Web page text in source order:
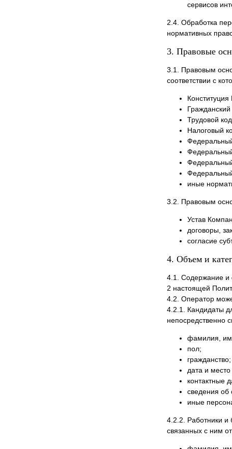
сервисов
2.4. Обработка
нормативных
3. Правовые
3.1. Правовым
соответствии с
Трудовой
Налоговый
иные
3.2. Правовым
Устав
договоры,
согласие
4. Объем и
4.1. Содержание и
2 настоящей
4.2. Оператор
4.2.1. Кандидаты
непосредственно
фамилия,
пол;
гражданство;
дата и
контактные
сведения об
иные
4.2.2. Работники и
связанных с ним